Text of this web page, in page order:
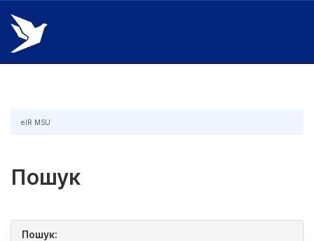
Skip
navigation
eIR MSU
Пошук
Пошук: